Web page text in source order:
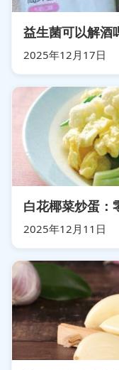
益生菌可以解酒
2025年12月17日
白花椰菜炒蛋：
2025年12月11日